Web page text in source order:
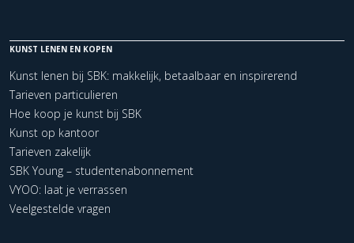
KUNST LENEN EN KOPEN
Kunst lenen bij SBK: makkelijk, betaalbaar en inspirerend
Tarieven particulieren
Hoe koop je kunst bij SBK
Kunst op kantoor
Tarieven zakelijk
SBK Young – studentenabonnement
VYOO: laat je verrassen
Veelgestelde vragen